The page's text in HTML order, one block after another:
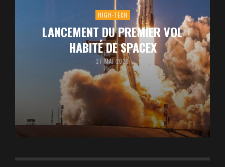
HIGH-TECH
LANCEMENT DU PREMIER VOL
HABITÉ DE SPACEX
27 MAI 2020